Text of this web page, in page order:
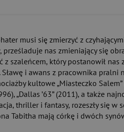
musi się zmierzyć z
nas zmieniający się
który postanowił nas
i awans z pracownika pralni
kultowe „Miasteczko Salem”
„Dallas ’63” (2011), a także
thriller i fantasy, rozeszły się
Tabitha mają córkę i dwóch